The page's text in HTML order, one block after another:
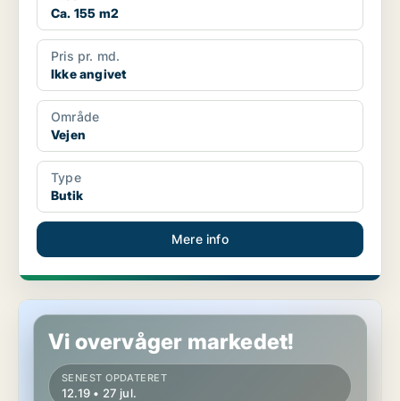
Ca. 155 m2
Pris pr. md.
Ikke angivet
Område
Vejen
Type
Butik
Mere info
Restaurant i Vejen
Vi overvåger markedet!
SENEST OPDATERET
12.19 • 27 jul.